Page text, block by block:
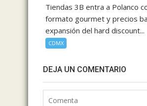
Tiendas 3B entra a Polanco
formato gourmet y precios
expansión del hard discount...
CDMX
DEJA UN COMENTARIO